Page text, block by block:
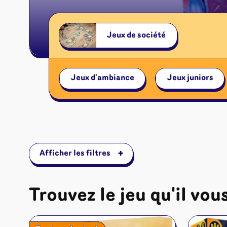
Jeux de
Jeux juniors
Jeux de société
Jeux d'ambiance Jeux juniors
Afficher les filtres +
Trouvez le jeu qu'il